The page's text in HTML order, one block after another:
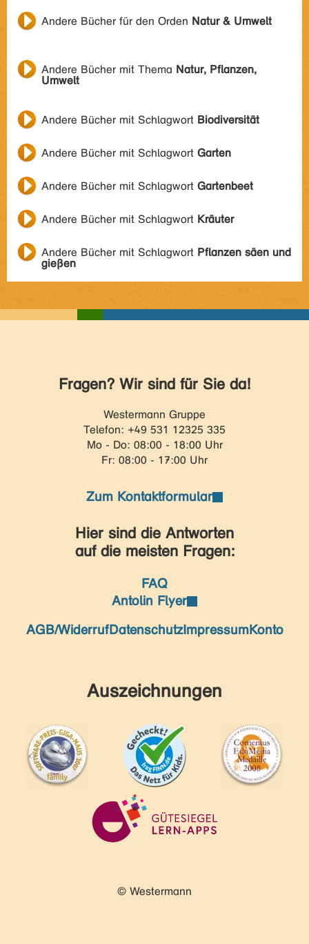
Andere Bücher für den Orden Natur & Umwelt
Andere Bücher mit Thema Natur, Pflanzen,
Umwelt
Andere Bücher mit Schlagwort Biodiversität
Andere Bücher mit Schlagwort Garten
Andere Bücher mit Schlagwort Gartenbeet
Andere Bücher mit Schlagwort Kräuter
Andere Bücher mit Schlagwort Pflanzen säen und
gießen